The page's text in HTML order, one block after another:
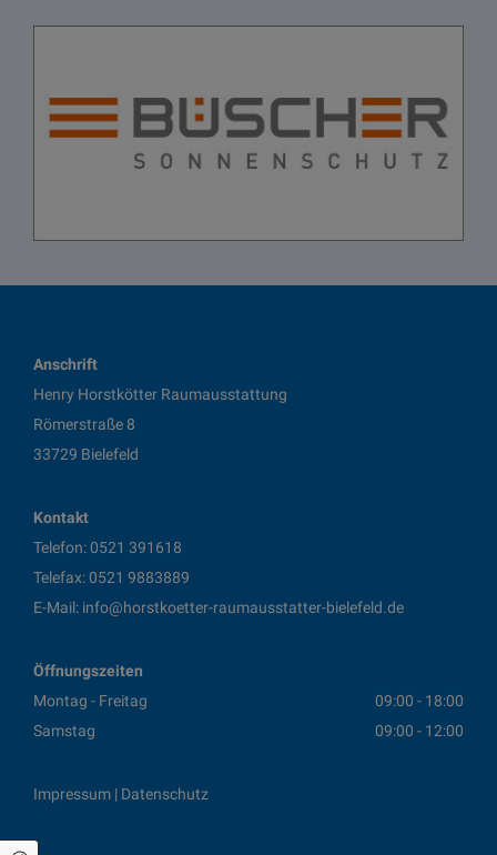
Anschrift
Henry Horstkötter Raumausstattung
Römerstraße 8
33729 Bielefeld
Kontakt
Telefon:0521 391618
Telefax: 0521 9883889
E-Mail: info@horstkoetter-raumausstatter-bielefeld.de
Öffnungszeiten
Montag - Freitag
09:00 - 18:00
Samstag
09:00 - 12:00
Impressum | Datenschutz